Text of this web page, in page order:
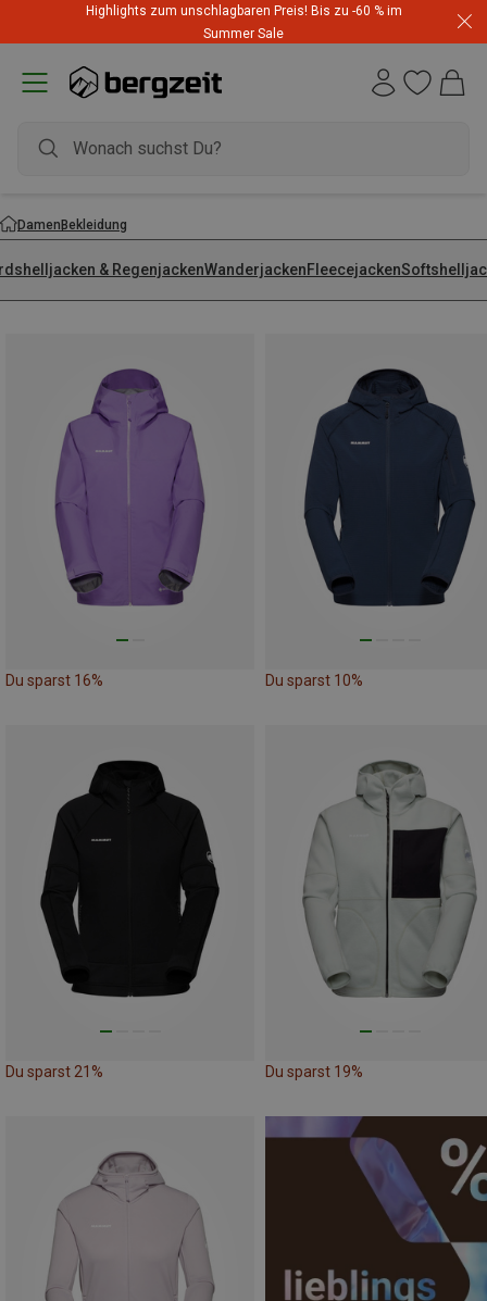
Highlights zum unschlagbaren Preis! Bis zu -60 % im
Summer Sale
DamenBekleidung
& RegenjackenWanderjackenFleecejacken
Du sparst 16% Du sparst 10%
Du sparst 21% Du sparst 19%